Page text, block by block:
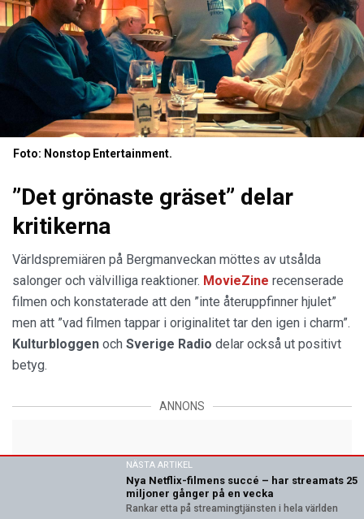
Foto: Nonstop Entertainment.
”Det grönaste gräset” delar
kritikerna
Världspremiären på Bergmanveckan möttes av utsålda
salonger och välvilliga reaktioner. MovieZine recenserade
filmen och konstaterade att den ”inte återuppfinner hjulet”
men att ”vad filmen tappar i originalitet tar den igen i charm”.
Kulturbloggen och Sverige Radio delar också ut positivt
betyg.
ANNONS
NÄSTA ARTIKEL
Nya Netflix-filmens succé – har streamats 25
miljoner gånger på en vecka
Rankar etta på streamingtjänsten i hela världen